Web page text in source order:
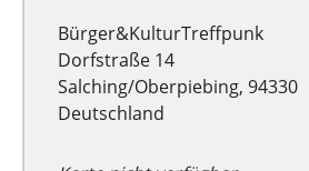
Bürger&KulturTreffpunk
Dorfstraße 14
Salching/Oberpiebing, 94330
Deutschland